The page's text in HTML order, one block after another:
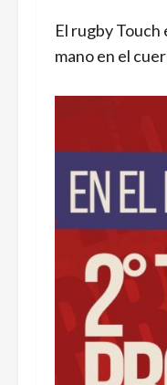
El rugby Touch
mano en el